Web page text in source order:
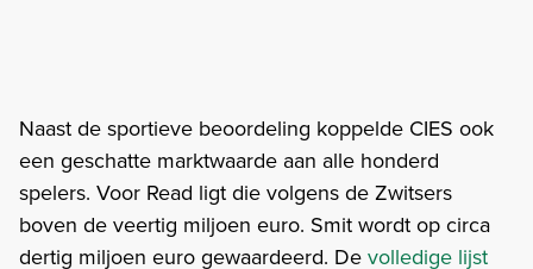
Naast de sportieve beoordeling koppelde CIES ook
een geschatte marktwaarde aan alle honderd
spelers. Voor Read ligt die volgens de Zwitsers
boven de veertig miljoen euro. Smit wordt op circa
dertig miljoen euro gewaardeerd. Devolledige lijst